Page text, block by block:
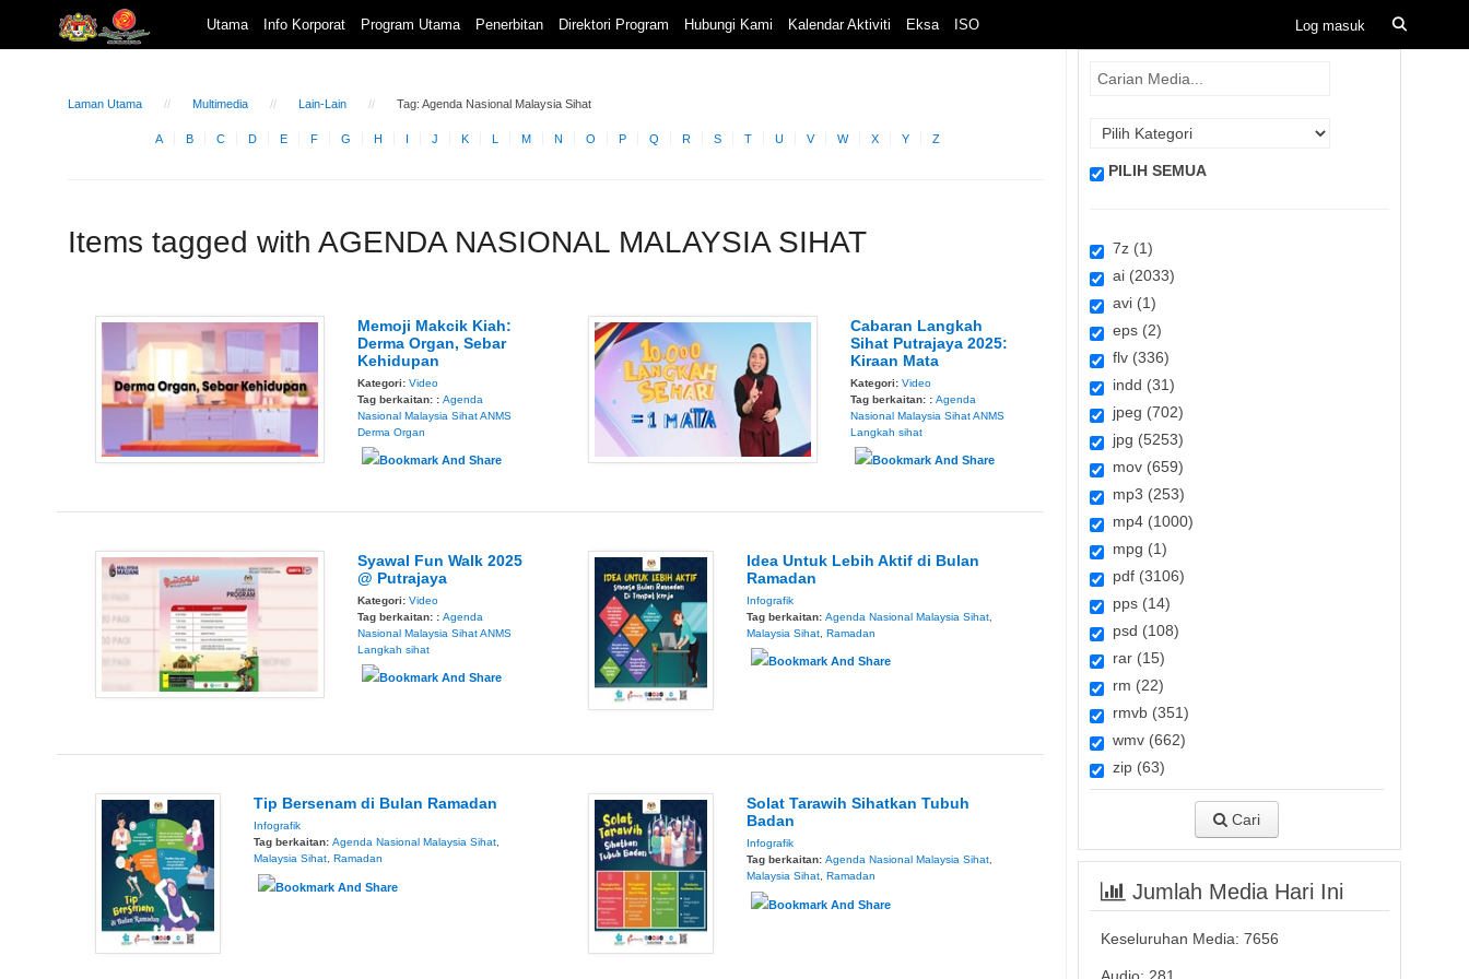
Utama Info Korporat Program Utama Penerbitan Direktori Program Hubungi Kami Kalendar Aktiviti Eksa ISO
Laman Utama Multimedia Lain-Lain Tag: Agenda Nasional Malaysia Sihat
A B C D E F G H I J K L M N O P Q R S T U V W X Y Z
Items tagged with AGENDA NASIONAL MALAYSIA SIHAT
Memoji Makcik Kiah:
Derma Organ, Sebar
Kehidupan
Kategori: Video
Tag berkaitan: : Agenda
Nasional Malaysia SihatANMS
Derma Organ
Cabaran Langkah
Sihat Putrajaya 2025:
Kiraan Mata
Kategori:Video
Tag berkaitan: :Agenda
Nasional Malaysia Sihat ANMS
Langkah sihat
Syawal Fun Walk 2025
@ Putrajaya
Kategori: Video
Tag berkaitan: : Agenda
Nasional Malaysia SihatANMS
Langkah sihat
Idea Untuk Lebih Aktif di Bulan
Ramadan
Infografik
Tag berkaitan:Agenda Nasional Malaysia Sihat
Malaysia Sihat ,Ramadan
Tip Bersenam di Bulan Ramadan
Infografik
Tag berkaitan: Agenda Nasional Malaysia Sihat,
Malaysia Sihat, Ramadan
Solat Tarawih Sihatkan Tubuh
Badan
Infografik
Tag berkaitan:Agenda Nasional Malaysia Sihat,
Malaysia Sihat, Ramadan
PILIH SEMUA
7z (1)
ai (2033)
avi (1)
eps (2)
flv (336)
indd (31)
jpeg (702)
jpg (5253)
mov (659)
mp3 (253)
mp4 (1000)
mpg (1)
pdf (3106)
pps (14)
psd (108)
rar (15)
rm (22)
rmvb (351)
wmv (662)
zip (63)
Cari
Jumlah Media Hari Ini
Keseluruhan Media: 7656